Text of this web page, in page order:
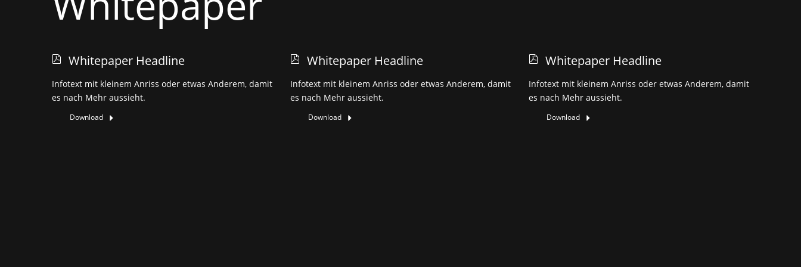
Whitepaper Headline
Infotext mit kleinem Anriss oder etwas Anderem, damit
es nach Mehr aussieht.
Download
Whitepaper Headline
Infotext mit kleinem Anriss oder etwas Anderem, damit
es nach Mehr aussieht.
Download
Whitepaper Headline
Infotext mit kleinem Anriss oder etwas Anderem, damit
es nach Mehr aussieht.
Download